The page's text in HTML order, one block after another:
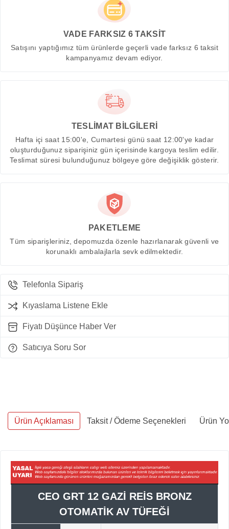
VADE FARKSIZ 6 TAKSİT
Satışını yaptığımız tüm ürünlerde geçerli vade farksız 6 taksit
kampanyamız devam ediyor.
TESLİMAT BİLGİLERİ
Hafta içi saat 15:00'e, Cumartesi günü saat 12:00'ye kadar
oluşturduğunuz siparişiniz gün içerisinde kargoya teslim edilir.
Teslimat süresi bulunduğunuz bölgeye göre değişiklik gösterir.
PAKETLEME
Tüm siparişleriniz, depomuzda özenle hazırlanarak güvenli ve
korunaklı ambalajlarla sevk edilmektedir.
Telefonla Sipariş
Kıyaslama Listene Ekle
Fiyatı Düşünce Haber Ver
Satıcıya Soru Sor
Ürün Açıklaması Taksit / Ödeme Seçenekleri Ürün
CEO GRT 12 GAZİ REİS BRONZ
OTOMATİK AV TÜFEĞİ